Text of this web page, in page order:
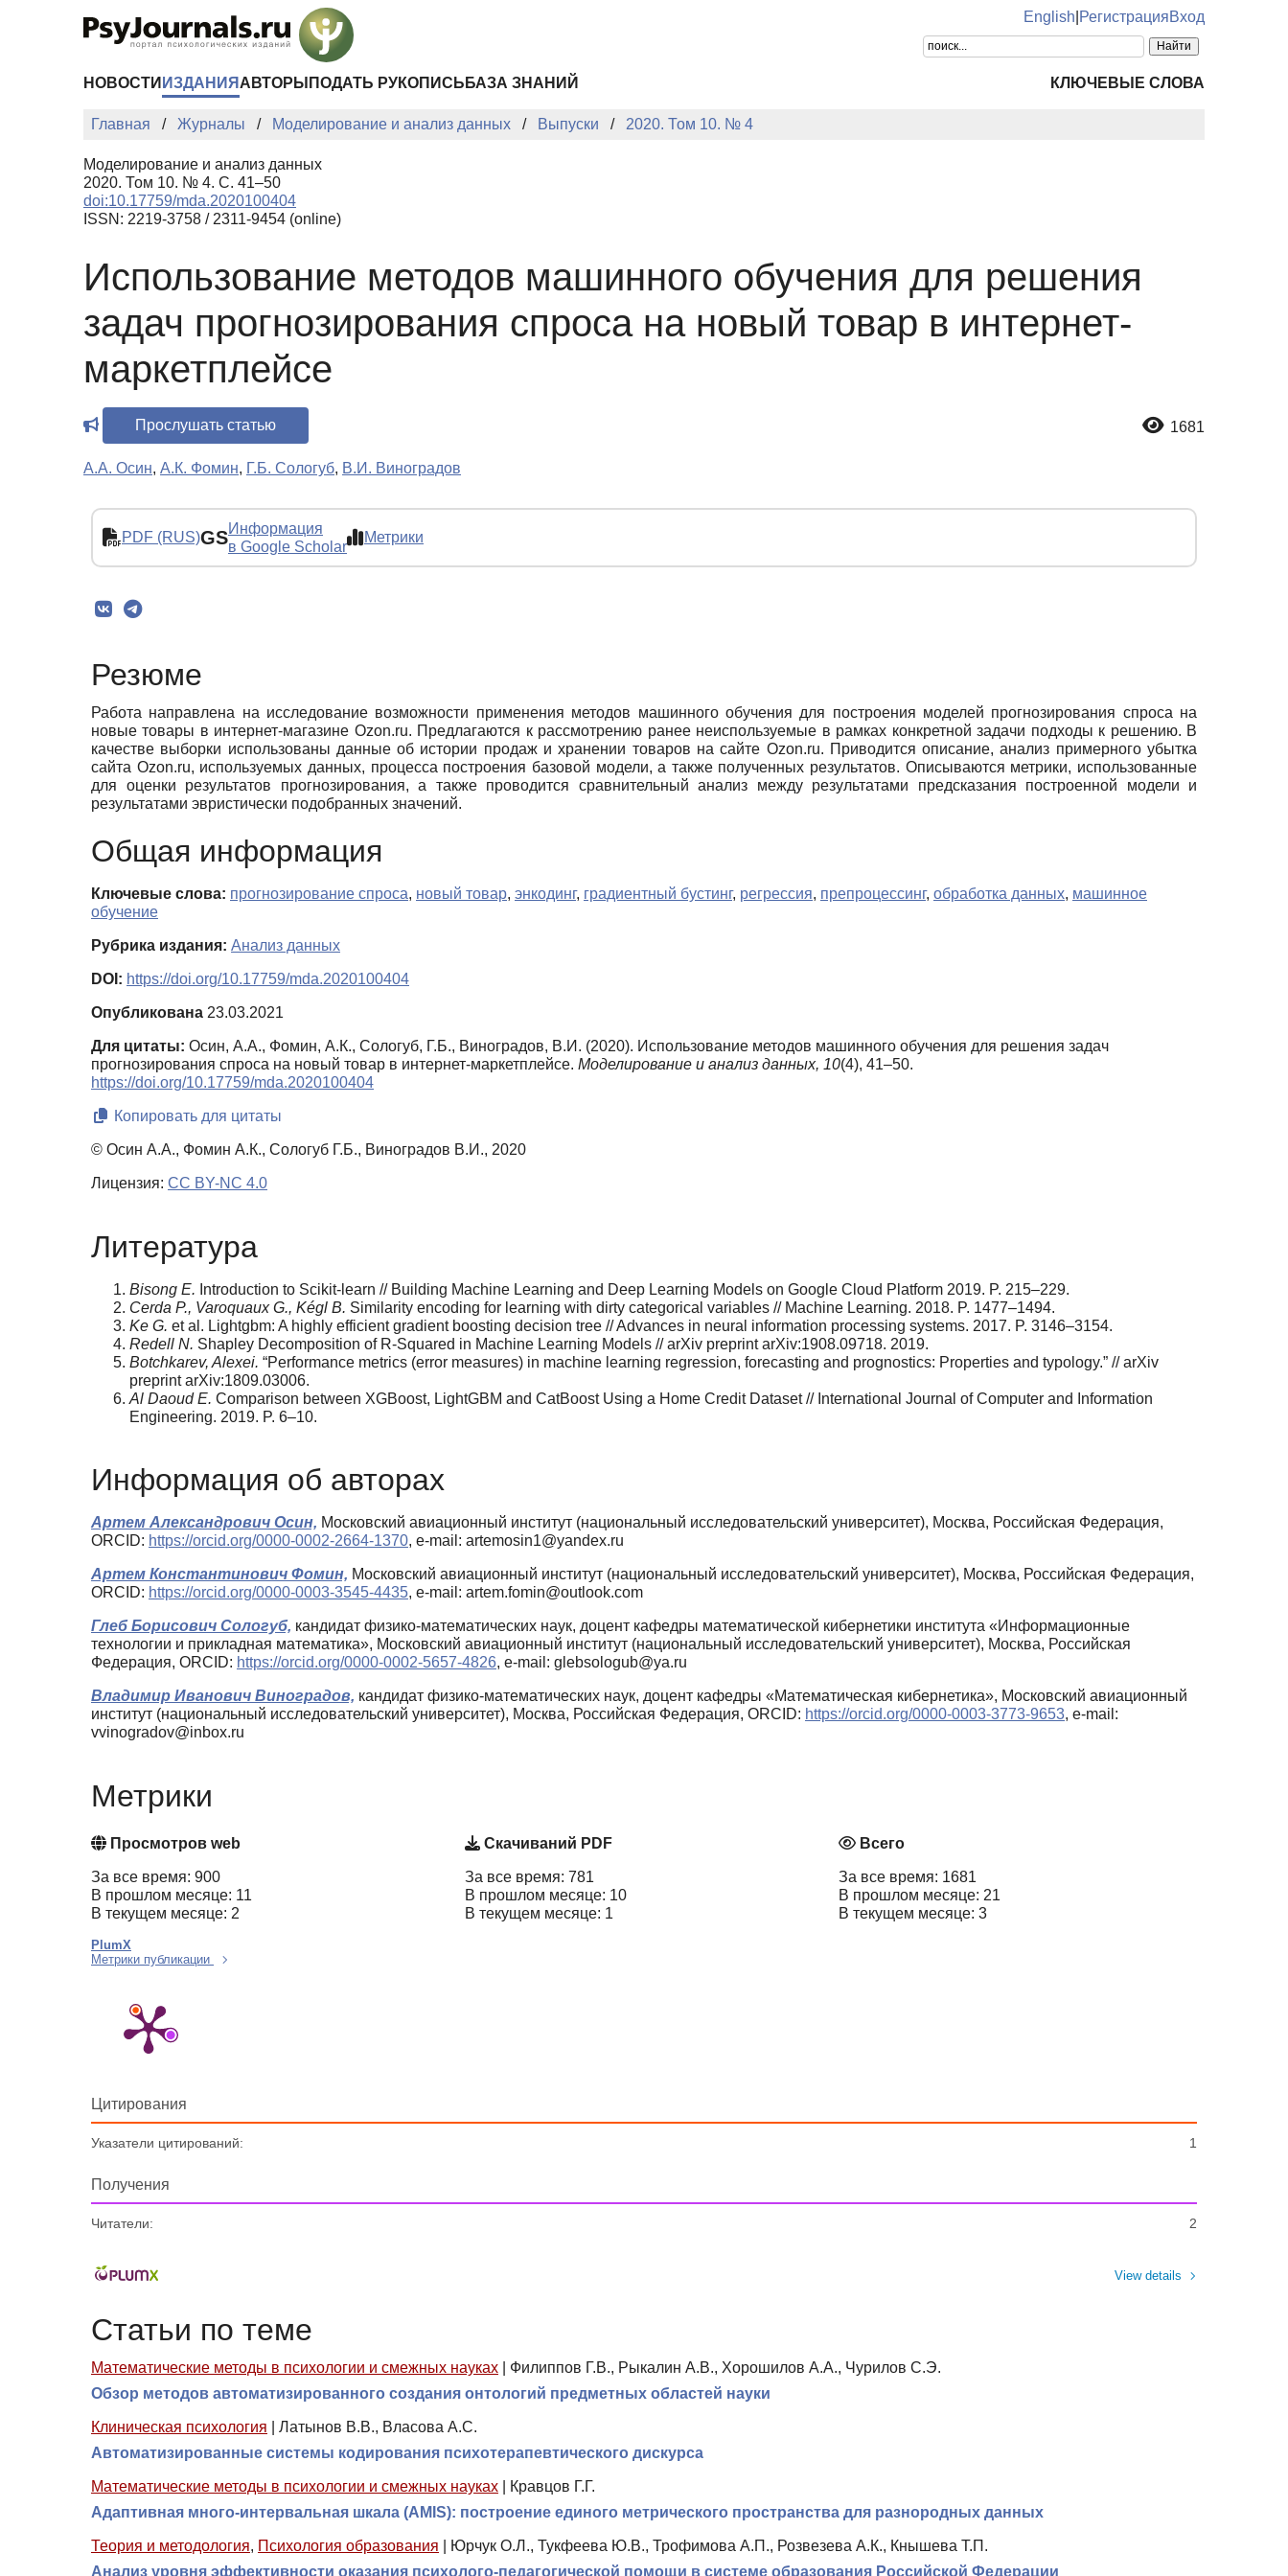
English РегистрацияВход
НОВОСТИ ИЗДАНИЯ АВТОРЫ ПОДАТЬ РУКОПИСЬ БАЗА ЗНАНИЙ КЛЮЧЕВЫЕ СЛОВА
Главная Журналы Моделирование и анализ данных Выпуски 2020. Том 10. № 4
Моделирование и анализ данных
2020. Том 10. № 4. С. 41–50
doi:10.17759/mda.2020100404
ISSN: 2219-3758 / 2311-9454 (online)
Использование методов машинного обучения для решения
задач прогнозирования спроса на новый товар в интернет-
маркетплейсе
Прослушать статью 1681
А.А. Осин, А.К. Фомин, Г.Б. Сологуб, В.И. Виноградов
PDF (RUS)GSИнформация
в Google Scholar
Метрики
Резюме
Работа направлена на исследование возможности применения методов машинного обучения для построения моделей прогнозирования спроса на
новые товары в интернет-магазине Ozon.ru. Предлагаются к рассмотрению ранее неиспользуемые в рамках конкретной задачи подходы к решению. В
качестве выборки использованы данные об истории продаж и хранении товаров на сайте Ozon.ru. Приводится описание, анализ примерного убытка
сайта Ozon.ru, используемых данных, процесса построения базовой модели, а также полученных результатов. Описываются метрики, использованные
для оценки результатов прогнозирования, а также проводится сравнительный анализ между результатами предсказания построенной модели и
результатами эвристически подобранных значений.
Общая информация
Ключевые слова: прогнозирование спроса, новый товар, энкодинг, градиентный бустинг, регрессия, препроцессинг, обработка данных, машинное
обучение
Рубрика издания: Анализ данных
DOI: https://doi.org/10.17759/mda.2020100404
Опубликована 23.03.2021
Для цитаты: Осин, А.А., Фомин, А.К., Сологуб, Г.Б., Виноградов, В.И. (2020). Использование методов машинного обучения для решения задач
прогнозирования спроса на новый товар в интернет-маркетплейсе. Моделирование и анализ данных, 10(4), 41–50.
https://doi.org/10.17759/mda.2020100404
Копировать для цитаты
© Осин А.А., Фомин А.К., Сологуб Г.Б., Виноградов В.И., 2020
Лицензия: CC BY-NC 4.0
Литература
Bisong E. Introduction to Scikit-learn // Building Machine Learning and Deep Learning Models on Google Cloud Platform 2019. P. 215–229.
Cerda P., Varoquaux G., Kégl B. Similarity encoding for learning with dirty categorical variables // Machine Learning. 2018. P. 1477–1494.
Ke G. et al. Lightgbm: A highly efficient gradient boosting decision tree // Advances in neural information processing systems. 2017. P. 3146–3154.
Redell N. Shapley Decomposition of R-Squared in Machine Learning Models // arXiv preprint arXiv:1908.09718. 2019.
Botchkarev, Alexei. “Performance metrics (error measures) in machine learning regression, forecasting and prognostics: Properties and typology.” // arXiv
preprint arXiv:1809.03006.
Al Daoud E. Comparison between XGBoost, LightGBM and CatBoost Using a Home Credit Dataset // International Journal of Computer and Information
Engineering. 2019. P. 6–10.
Информация об авторах
Артем Александрович Осин, Московский авиационный институт (национальный исследовательский университет), Москва, Российская Федерация,
ORCID: https://orcid.org/0000-0002-2664-1370, e-mail: artemosin1@yandex.ru
Артем Константинович Фомин, Московский авиационный институт (национальный исследовательский университет), Москва, Российская Федерация,
ORCID: https://orcid.org/0000-0003-3545-4435, e-mail: artem.fomin@outlook.com
Глеб Борисович Сологуб, кандидат физико-математических наук, доцент кафедры математической кибернетики института «Информационные
технологии и прикладная математика», Московский авиационный институт (национальный исследовательский университет), Москва, Российская
Федерация, ORCID: https://orcid.org/0000-0002-5657-4826, e-mail: glebsologub@ya.ru
Владимир Иванович Виноградов, кандидат физико-математических наук, доцент кафедры «Математическая кибернетика», Московский авиационный
институт (национальный исследовательский университет), Москва, Российская Федерация, ORCID: https://orcid.org/0000-0003-3773-9653, e-mail:
vvinogradov@inbox.ru
Метрики
Просмотров web
За все время: 900
В прошлом месяце: 11
В текущем месяце: 2
Скачиваний PDF
За все время: 781
В прошлом месяце: 10
В текущем месяце: 1
Всего
За все время: 1681
В прошлом месяце: 21
В текущем месяце: 3
PlumX
Метрики публикации
Цитирования
Указатели цитирований: 1
Получения
Читатели: 2
View details
Статьи по теме
Математические методы в психологии и смежных науках
Филиппов Г.В., Рыкалин А.В., Хорошилов А.А., Чурилов С.Э.
Обзор методов автоматизированного создания онтологий предметных областей науки
Клиническая психология
Латынов В.В., Власова А.С.
Автоматизированные системы кодирования психотерапевтического дискурса
Математические методы в психологии и смежных науках
Кравцов Г.Г.
Адаптивная много-интервальная шкала (AMIS): построение единого метрического пространства для разнородных данных
Теория и методология, Психология образования
Юрчук О.Л., Тукфеева Ю.В., Трофимова А.П., Розвезева А.К., Кнышева Т.П.
Анализ уровня эффективности оказания психолого-педагогической помощи в системе образования Российской Федерации